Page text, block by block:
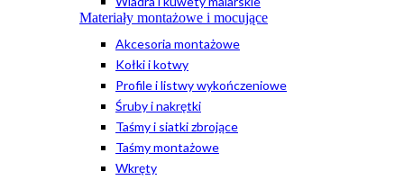
Materiały montażowe i mocujące
Akcesoria montażowe
Kołki i kotwy
Profile i listwy wykończeniowe
Śruby i nakrętki
Taśmy i siatki zbrojące
Taśmy montażowe
Wkręty